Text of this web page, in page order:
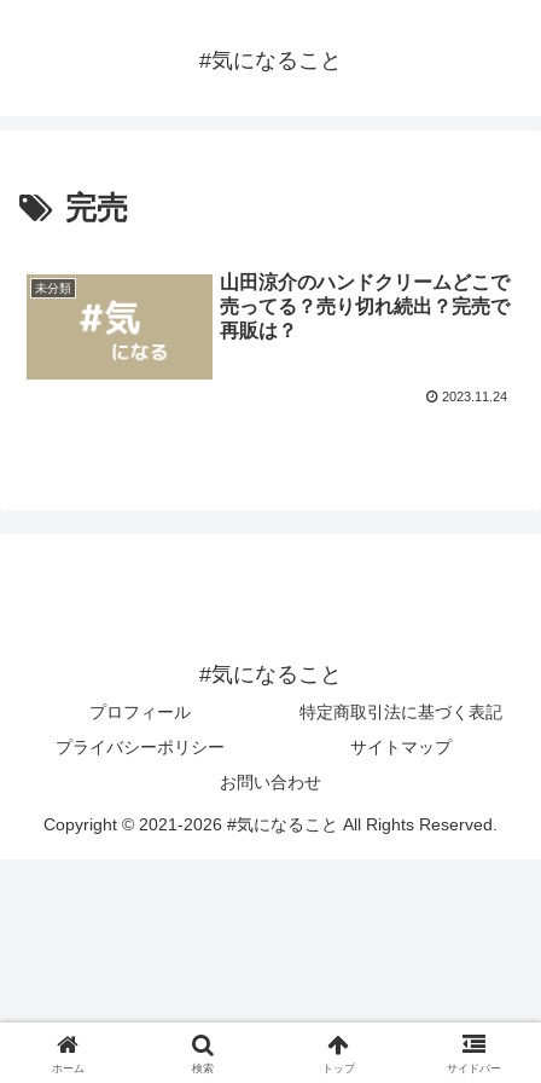
#気になること
完売
未分類
山田涼介のハンドクリームどこで
売ってる？売り切れ続出？完売で
再販は？
2023.11.24
#気になること
プロフィール
特定商取引法に基づく表記
プライバシーポリシー
サイトマップ
お問い合わせ
Copyright © 2021-2026 #気になること All Rights Reserved.
ホーム 検索 トップ サイドバー